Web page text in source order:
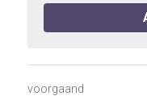
voorgaand